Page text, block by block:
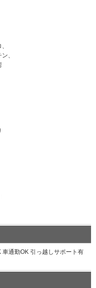
、
通勤OK 引っ越しサポート有